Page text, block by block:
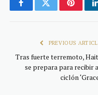
FacebookTwitter
PREVIOUS
Tras fuerte terremoto,
se prepara para recibir
ciclón